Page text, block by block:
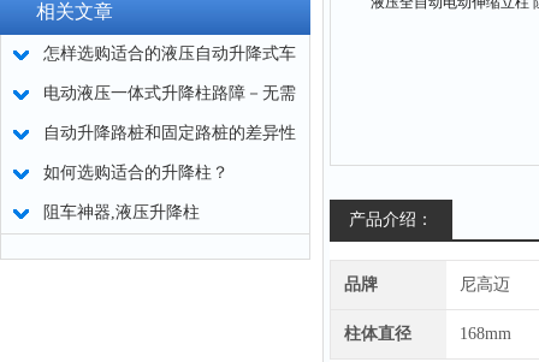
相关文章
怎样选购适合的液压自动升降式车
挡
电动液压一体式升降柱路障－无需
布油管，IP68防水等级
自动升降路桩和固定路桩的差异性
如何选购适合的升降柱？
阻车神器,液压升降柱 产品介绍：
品牌 尼高迈
柱体直径 168mm